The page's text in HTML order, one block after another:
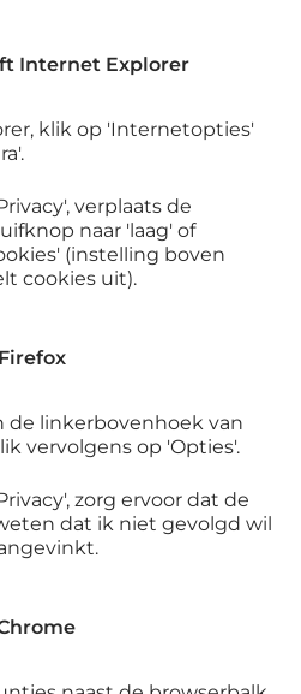
Internet Explorer
klik op 'Internetopties'
verplaats de
naar 'laag' of
(instelling boven
cookies uit).
de linkerbovenhoek van
vervolgens op 'Opties'.
zorg ervoor dat de
dat ik niet gevolgd wil